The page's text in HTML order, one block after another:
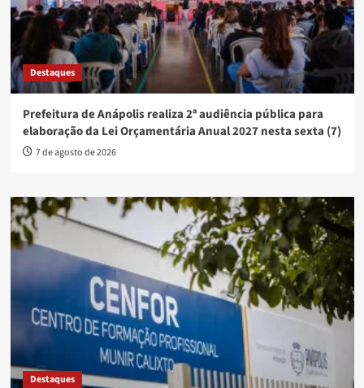
Destaques
Prefeitura de Anápolis realiza 2ª audiência pública para
elaboração da Lei Orçamentária Anual 2027 nesta sexta (7)
7 de agosto de 2026
Destaques